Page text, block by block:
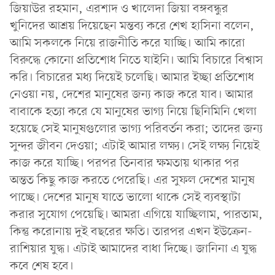
জিয়াউর রহমান, এরশাদ ও খালেদা জিয়া বঙ্গবন্ধুর
খুনিদের আশ্রয় দিয়েছেন মন্তব্য করে শেখ হাসিনা বলেন,
আমি সকলকে নিয়ে রাজনীতি করে যাচ্ছি। আমি কারো
বিরুদ্ধে কোনো প্রতিশোধ নিতে যাইনি। আমি বিচারে বিশ্বাস
করি। বিচারের মধ্য দিয়েই চলেছি। আমার ইচ্ছা প্রতিশোধ
নেওয়া নয়, দেশের মানুষের জন্য কাজ করে যাব। আমার
বাবাকে হত্যা করে যে মানুষের ভাগ্য নিয়ে ছিনিমিনি খেলা
হয়েছে সেই মানুষগুলোর ভাগ্য পরিবর্তন করা; তাদের জন্য
সুন্দর জীবন দেওয়া; এটাই আমার লক্ষ্য। সেই লক্ষ্য নিয়েই
কাজ করে যাচ্ছি। পরপর তিনবার ক্ষমতায় থাকার পর
অন্তত কিছু কাজ করতে পেরেছি। এর সুফল দেশের মানুষ
পাচ্ছে। দেশের মানুষ যাতে ভালো থাকে সেই ব্যবস্থাটা
করার সুযোগ পেয়েছি। আমরা এগিয়ে যাচ্ছিলাম, পারতাম,
কিন্তু করোনায় দুই বছরের ক্ষতি। তারপর এখন ইউক্রেন-
রাশিয়ার যুদ্ধ। এটাই আমাদের বাধা দিচ্ছে। জানিনা এ যুদ্ধ
কবে শেষ হবে।